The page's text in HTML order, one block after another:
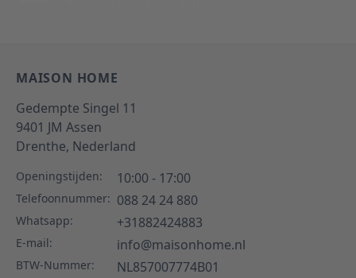
MAISON HOME
Gedempte Singel 11
9401 JM Assen
Drenthe, Nederland
Openingstijden: 10:00 - 17:00
Telefoonnummer: 088 24 24 880
Whatsapp: +31882424883
E-mail: info@maisonhome.nl
BTW-Nummer: NL857007774B01